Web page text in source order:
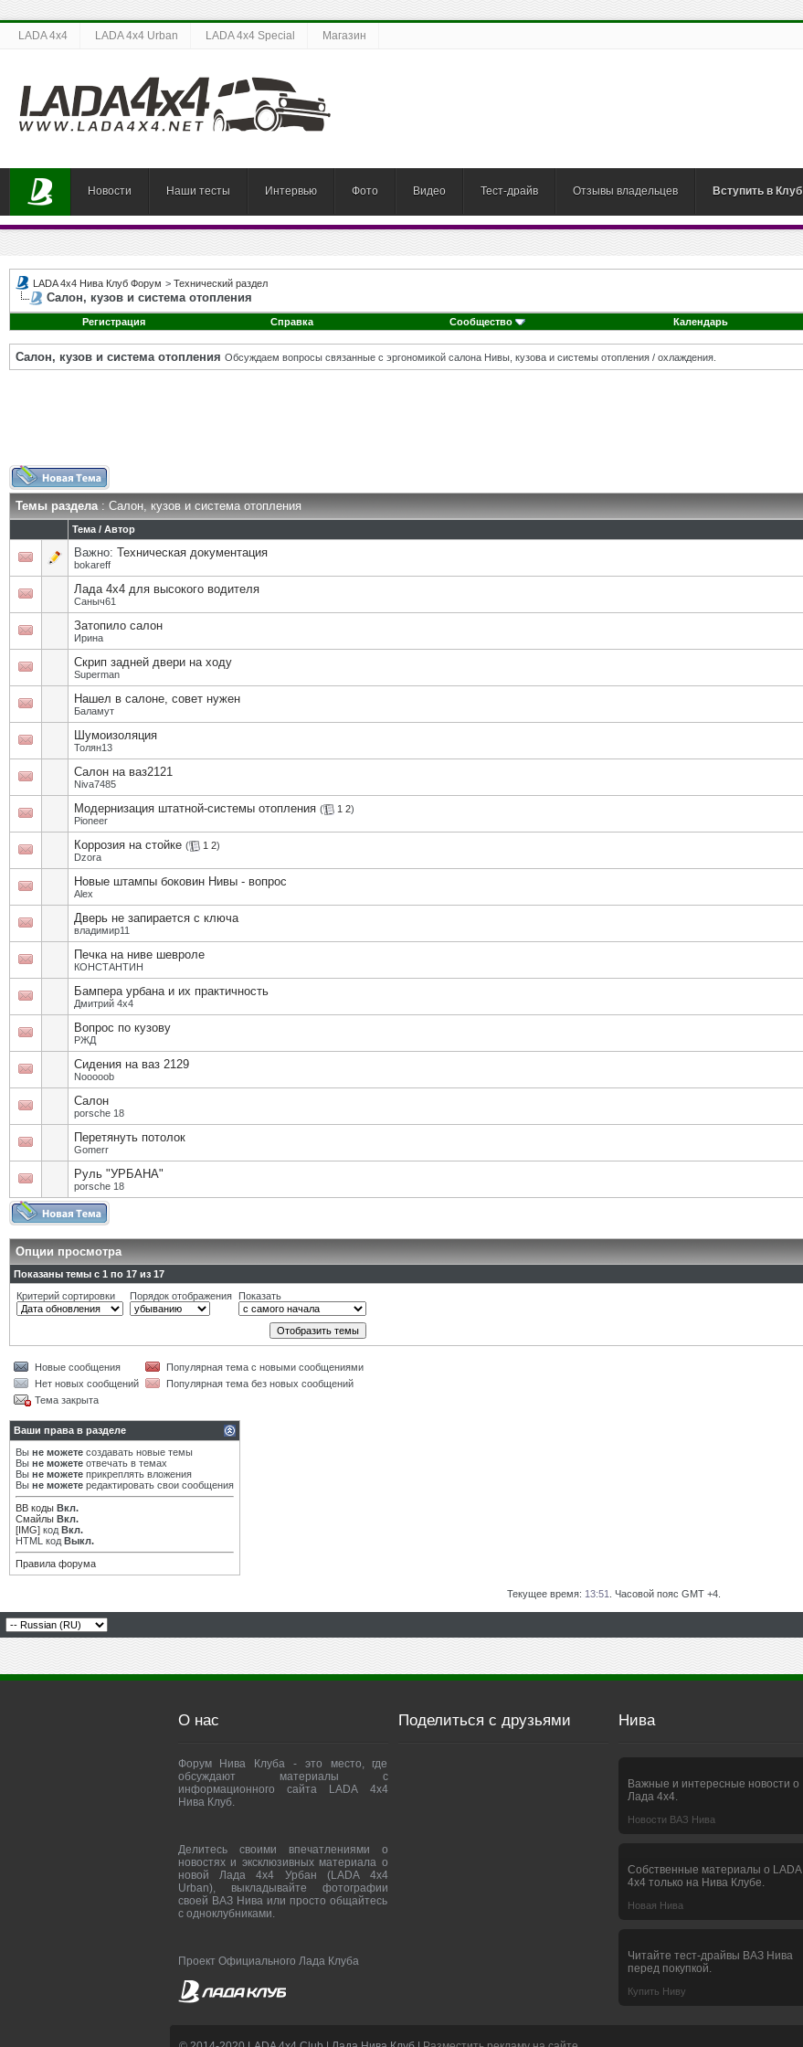
LADA 4x4 LADA 4x4 Urban LADA 4x4 Special Магазин
Новости Наши тесты Интервью Фото Видео Тест-драйв Отзывы владельцев Вступить в Клуб
LADA 4x4 Нива Клуб Форум > Технический раздел
Салон, кузов и система отопления
Регистрация
Справка Сообщество Календарь
Салон, кузов и система отопления Обсуждаем вопросы связанные с эргономикой салона Нивы, кузова и системы отопления / охлаждения.
Темы раздела: Салон, кузов и система отопления
Тема / Автор
Важно: Техническая документация
bokareff
Лада 4х4 для высокого водителя
Саныч61
Затопило салон
Ирина
Скрип задней двери на ходу
Superman
Нашел в салоне, совет нужен
Баламут
Шумоизоляция
Толян13
Салон на ваз2121
Niva7485
Модернизация штатной-системы отопления ( 1 2)
Pioneer
Коррозия на стойке ( 1 2)
Dzora
Новые штампы боковин Нивы - вопрос
Alex
Дверь не запирается с ключа
владимир11
Печка на ниве шевроле
КОНСТАНТИН
Бампера урбана и их практичность
Дмитрий 4х4
Вопрос по кузову
РЖД
Сидения на ваз 2129
Nooooob
Салон
porsche 18
Перетянуть потолок
Gomerr
Руль "УРБАНА"
porsche 18
Опции просмотра
Показаны темы с 1 по 17 из 17
Критерий сортировки
Порядок отображения Показать
Новые сообщения
Популярная тема с новыми сообщениями
Нет новых сообщений
Популярная тема без новых сообщений
Тема закрыта
Ваши права в разделе
Вы не можете создавать новые темы
Вы не можете отвечать в темах
Вы не можете прикреплять вложения
Вы не можете редактировать свои сообщения
BB коды Вкл.
Смайлы Вкл.
[IMG] код Вкл.
HTML код Выкл.
Правила форума
Текущее время: 13:51 . Часовой пояс GMT +4.
О нас
Форум Нива Клуба - это место, где
обсуждают материалы с
информационного сайта LADA 4x4
Нива Клуб.
Делитесь своими впечатлениями о
новостях и эксклюзивных материала о
новой Лада 4х4 Урбан (LADA 4x4
Urban), выкладывайте фотографии
своей ВАЗ Нива или просто общайтесь
с одноклубниками.
Проект Официального Лада Клуба
Поделиться с друзьями Нива
Важные и интересные новости о
Лада 4х4.
Новости ВАЗ Нива
Собственные материалы о LADA
4x4 только на Нива Клубе.
Новая Нива
Читайте тест-драйвы ВАЗ Нива
перед покупкой.
Купить Ниву